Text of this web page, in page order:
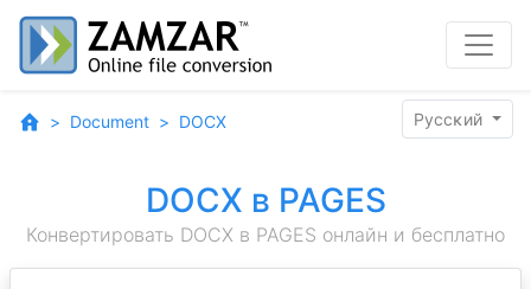
Document DOCX Pyccĸий
DOCX в PAGES
Конвертировать DOCX в PAGES онлайн и бесплатно